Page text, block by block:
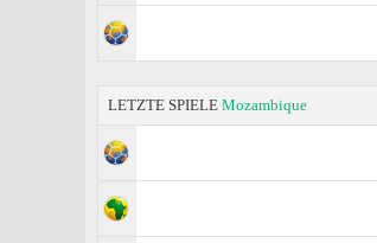
LETZTE SPIELE Mozambique